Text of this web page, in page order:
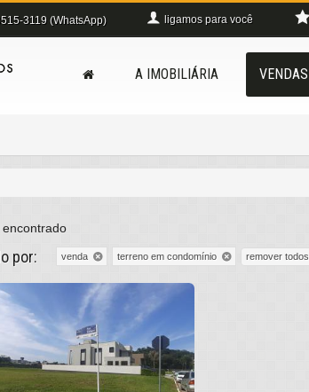
3119 (WhatsApp) ligamos para você
A IMOBILIÁRIA VENDAS
por: venda terreno em condomínio remover todos